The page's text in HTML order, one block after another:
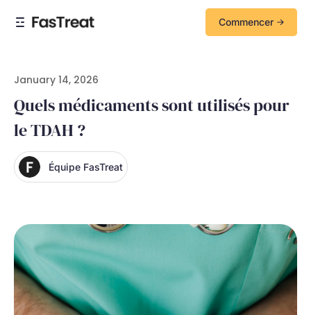
Commencer
January 14, 2026
Quels médicaments sont utilisés pour
le TDAH ?
Équipe FasTreat